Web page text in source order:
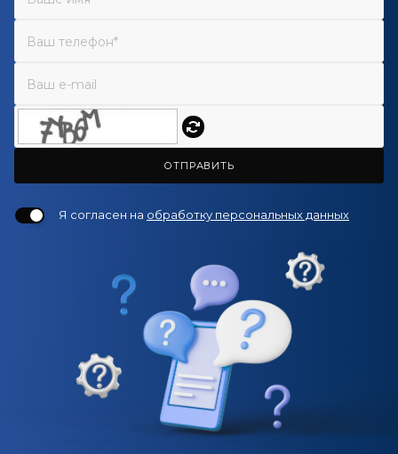
ОТПРАВИТЬ
Я согласен на обработку персональных данных